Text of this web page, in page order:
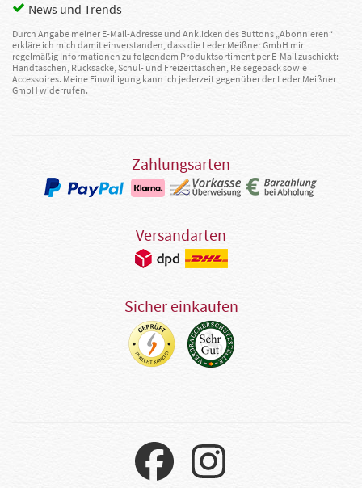
News und Trends
Durch Angabe meiner E-Mail-Adresse und Anklicken des Buttons „Abonnieren“
erkläre ich mich damit einverstanden, dass die Leder Meißner GmbH mir
regelmäßig Informationen zu folgendem Produktsortiment per E-Mail zuschickt:
Handtaschen, Rucksäcke, Schul- und Freizeittaschen, Reisegepäck sowie
Accessoires. Meine Einwilligung kann ich jederzeit gegenüber der Leder Meißner
GmbH widerrufen.
Zahlungsarten
Versandarten
Sicher einkaufen